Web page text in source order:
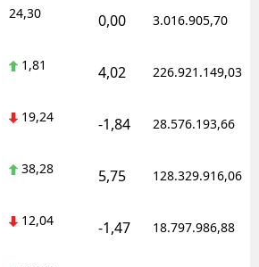
24,30 0,00 3.016.905,70
1,81 4,02 226.921.149,03
19,24 -1,84 28.576.193,66
38,28 5,75 128.329.916,06
12,04 -1,47 18.797.986,88